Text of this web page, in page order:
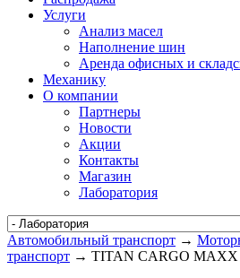
Услуги
Анализ масел
Наполнение шин
Аренда офисных и
Механику
О компании
Партнеры
Новости
Акции
Контакты
Магазин
Лаборатория
Автомобильный транспорт →
транспорт → TITAN CARGO MAXX